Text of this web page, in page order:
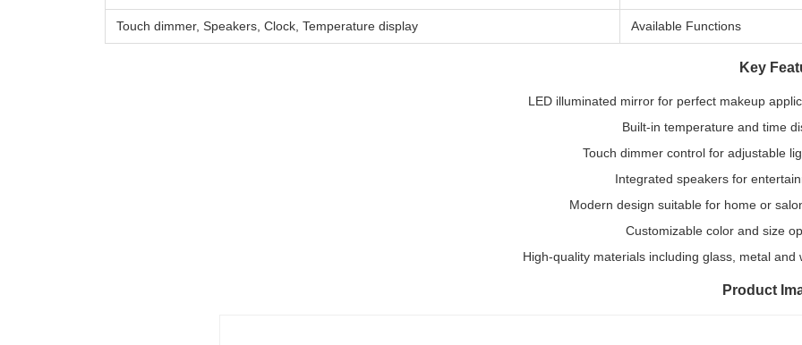
Available Functions
Touch dimmer, Speakers, Clock, Temperature display
Key
LED illuminated mirror for perfect makeup
Built-in temperature and time
Touch dimmer control for adjustable
Integrated speakers for
Modern design suitable for home or
Customizable color and size
High-quality materials including glass, metal and
Product